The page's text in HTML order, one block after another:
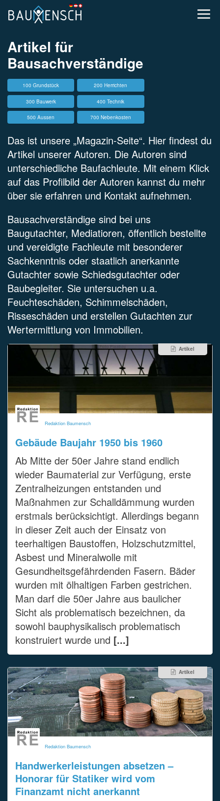
Artikel für
Bausachverständige
100 Grundstück 200 Herrichten
300 Bauwerk 400 Technik
500 Aussen 700 Nebenkosten
Das ist unsere „Magazin-Seite“. Hier findest du
Artikel unserer Autoren. Die Autoren sind
unterschiedliche Baufachleute. Mit einem Klick
auf das Profilbild der Autoren kannst du mehr
über sie erfahren und Kontakt aufnehmen.
Bausachverständige sind bei uns
Baugutachter, Mediatioren, öffentlich bestellte
und vereidigte Fachleute mit besonderer
Sachkenntnis oder staatlich anerkannte
Gutachter sowie Schiedsgutachter oder
Baubegleiter. Sie untersuchen u.a.
Feuchteschäden, Schimmelschäden,
Risseschäden und erstellen Gutachten zur
Wertermittlung von Immobilien.
Artikel
Redaktion Baumensch
Gebäude Baujahr 1950 bis 1960
Ab Mitte der 50er Jahre stand endlich
wieder Baumaterial zur Verfügung, erste
Zentralheizungen entstanden und
Maßnahmen zur Schalldämmung wurden
erstmals berücksichtigt. Allerdings begann
in dieser Zeit auch der Einsatz von
teerhaltigen Baustoffen, Holzschutzmittel,
Asbest und Mineralwolle mit
Gesundheitsgefährdenden Fasern. Bäder
wurden mit ölhaltigen Farben gestrichen.
Man darf die 50er Jahre aus baulicher
Sicht als problematisch bezeichnen, da
sowohl bauphysikalisch problematisch
konstruiert wurde und [...]
Artikel
Redaktion Baumensch
Handwerkerleistungen absetzen –
Honorar für Statiker wird vom
Finanzamt nicht anerkannt